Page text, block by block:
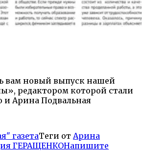
вам новый выпуск нашей
редактором которой стали
и Арина Подвальная
газетаТеги от Арина
ГЕРАЩЕНКОНапишите